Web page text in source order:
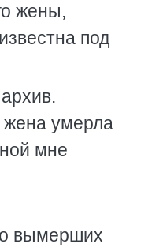
жены,
под
жена умерла
мне
вымерших